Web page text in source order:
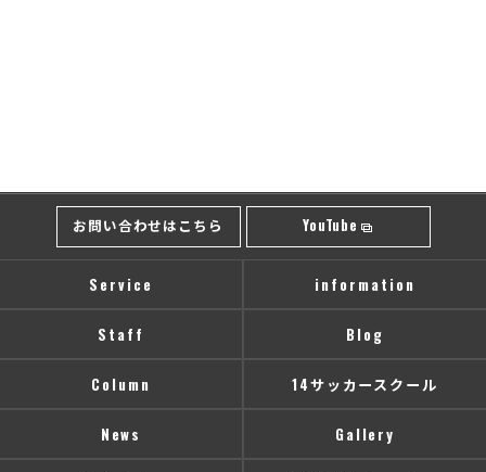
お問い合わせはこちら YouTube
Service information
Staff Blog
Column 14サッカースクール
News Gallery